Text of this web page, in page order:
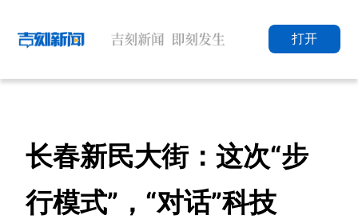
打开
长春新民大街：这次“步
行模式”，“对话”科技